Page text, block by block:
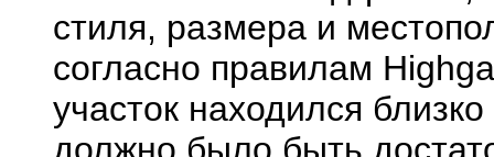
стиля, размера и
согласно правилам
участок находился